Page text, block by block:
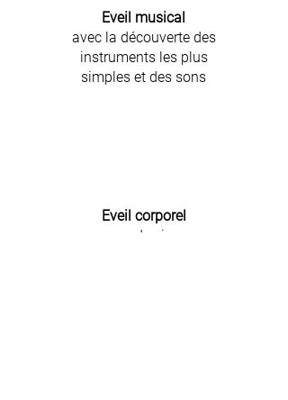
Eveil musical
avec la découverte des
instruments les plus
simples et des sons
Eveil corporel
avec des jeux